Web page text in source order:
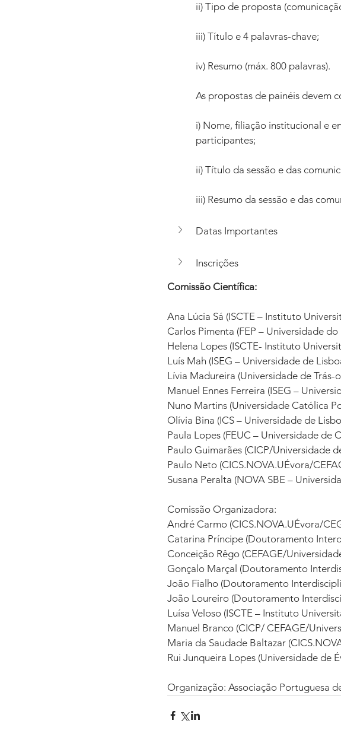
ii) Tipo de proposta
iii) Título e 4 palavras-chave;
iv) Resumo (máx. 800 palavras).
As propostas de painéis devem
i) Nome, filiação institucional e
participantes;
ii) Título da sessão e das
iii) Resumo da sessão e das
Datas Importantes
Inscrições
Comissão Científica:
Ana Lúcia Sá (ISCTE – Instituto
Carlos Pimenta (FEP – Universidade
Helena Lopes (ISCTE- Instituto
Luís Mah (ISEG – Universidade de
Lívia Madureira (Universidade de
Manuel Ennes Ferreira (ISEG –
Nuno Martins (Universidade Católica
Olívia Bina (ICS – Universidade de
Paula Lopes (FEUC – Universidade de
Paulo Guimarães (CICP/Universidade
Paulo Neto (CICS.NOVA.UÉvora/
Susana Peralta (NOVA SBE –
Comissão Organizadora:
André Carmo (CICS.NOVA.UÉvora/
Catarina Príncipe (Doutoramento
Conceição Rêgo (CEFAGE/
Gonçalo Marçal (Doutoramento
João Fialho (Doutoramento
João Loureiro (Doutoramento
Luísa Veloso (ISCTE – Instituto
Manuel Branco (CICP/ CEFAGE/
Maria da Saudade Baltazar
Rui Junqueira Lopes (Universidade de
Organização: Associação Portuguesa